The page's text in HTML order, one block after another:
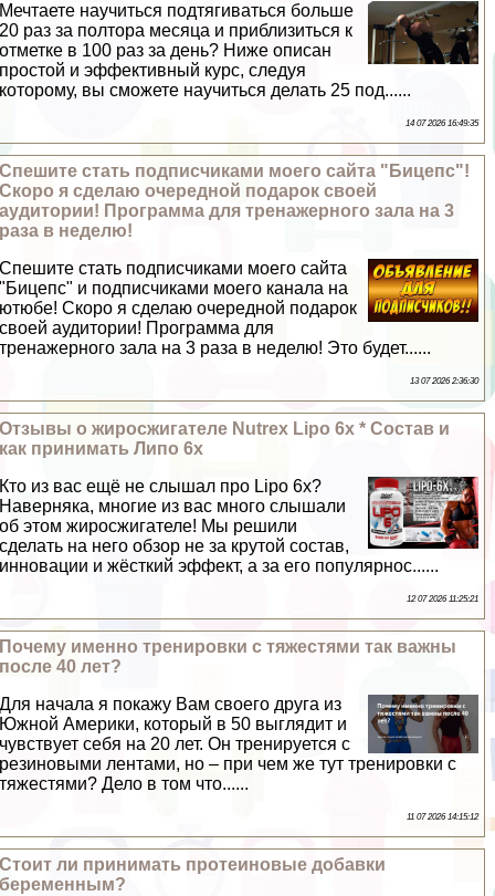
Мечтаете научиться подтягиваться больше
20 раз за полтора месяца и приблизиться к
отметке в 100 раз за день? Ниже описан
простой и эффективный курс, следуя
которому, вы сможете научиться делать 25 под......
14 07 2026 16:49:35
Спешите стать подписчиками моего сайта "Бицепс"!
Скоро я сделаю очередной подарок своей
аудитории! Программа для тренажерного зала на 3
раза в неделю!
Спешите стать подписчиками моего сайта
"Бицепс" и подписчиками моего канала на
ютюбе! Скоро я сделаю очередной подарок
своей аудитории! Программа для
тренажерного зала на 3 раза в неделю! Это будет......
13 07 2026 2:36:30
Отзывы о жиросжигателе Nutrex Lipo 6x * Состав и
как принимать Липо 6х
Кто из вас ещё не слышал про Lipo 6x?
Наверняка, многие из вас много слышали
об этом жиросжигателе! Мы решили
сделать на него обзор не за крутой состав,
инновации и жёсткий эффект, а за его популярнос......
12 07 2026 11:25:21
Почему именно тренировки с тяжестями так важны
после 40 лет?
Для начала я покажу Вам своего друга из
Южной Америки, который в 50 выглядит и
чувствует себя на 20 лет. Он тренируется с
резиновыми лентами, но – при чем же тут тренировки с
тяжестями? Дело в том что......
11 07 2026 14:15:12
Стоит ли принимать протеиновые добавки
беременным?